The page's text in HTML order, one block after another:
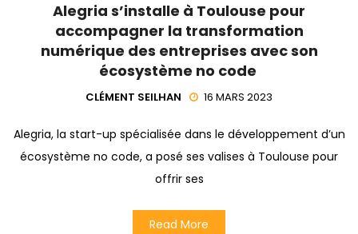
Alegria s’installe à Toulouse pour
accompagner la transformation
numérique des entreprises avec son
écosystème no code
CLÉMENT SEILHAN 16 MARS 2023
Alegria, la start-up spécialisée dans le développement d’un
écosystème no code, a posé ses valises à Toulouse pour
offrir ses
Read More